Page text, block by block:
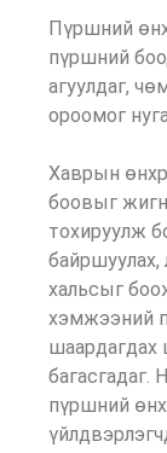
Пүршний
пүршний
агуулдаг,
ороомог
Хаврын
боовыг
тохируулж
хальсыг
хэмжээний
шаардагдах
багасгадаг.
пүршний